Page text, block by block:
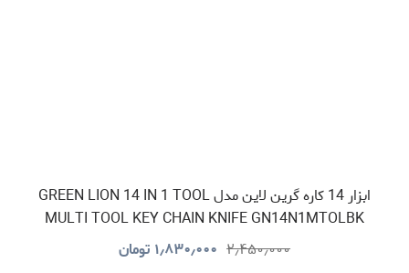
ابزار 14 کاره گرین لاین مدل GREEN LION 14 IN 1 TOOL
MULTI TOOL KEY CHAIN KNIFE GN14N1MTOLBK
۲٫۴۵۰٫۰۰۰ ۱٫۸۳۰٫۰۰۰ تومان